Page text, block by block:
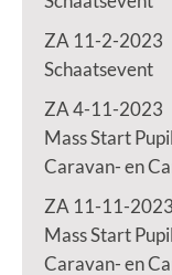
ZA 11-2-2023
Schaatsevent
ZA 4-11-2023
Mass Start
Caravan- en
ZA 11-11-2023
Mass Start
Caravan- en